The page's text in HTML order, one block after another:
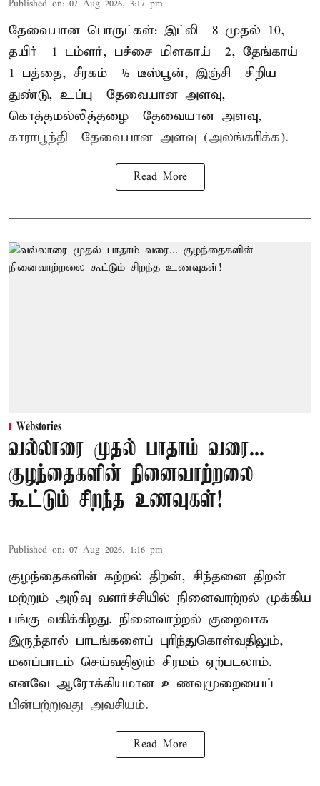
Published on: 07 Aug 2026, 3:17 pm
தேவையான பொருட்கள்: இட்லி – 8 முதல் 10,
தயிர் – 1 டம்ளர், பச்சை மிளகாய் – 2, தேங்காய் –
1 பத்தை, சீரகம் – ½ டீஸ்பூன், இஞ்சி – சிறிய
துண்டு, உப்பு – தேவையான அளவு,
கொத்தமல்லித்தழை – தேவையான அளவு,
காராபூந்தி – தேவையான அளவு (அலங்கரிக்க).
Read More
Webstories
வல்லாரை முதல் பாதாம் வரை...
குழந்தைகளின் நினைவாற்றலை
கூட்டும் சிறந்த உணவுகள்!
Published on: 07 Aug 2026, 1:16 pm
குழந்தைகளின் கற்றல் திறன், சிந்தனை திறன்
மற்றும் அறிவு வளர்ச்சியில் நினைவாற்றல் முக்கிய
பங்கு வகிக்கிறது. நினைவாற்றல் குறைவாக
இருந்தால் பாடங்களைப் புரிந்துகொள்வதிலும்,
மனப்பாடம் செய்வதிலும் சிரமம் ஏற்படலாம்.
எனவே ஆரோக்கியமான உணவுமுறையைப்
பின்பற்றுவது அவசியம்.
Read More